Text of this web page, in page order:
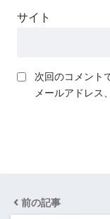
サイト
次回のコメント
メールアドレス
前の記事